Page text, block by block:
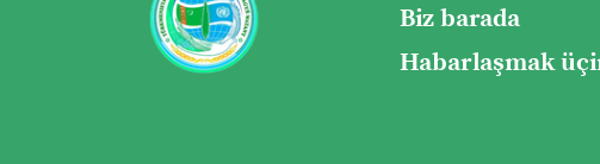
Biz barada
Habarlaşmak